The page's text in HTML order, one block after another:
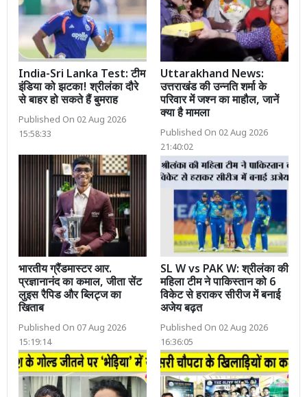
India-Sri Lanka Test: टीम
इंडिया को झटका! श्रीलंका दौरे
से बाहर हो सकते हैं बुमराह
Published On 02 Aug 2026
15:58:33
Uttarakhand News:
उत्तराखंड की उन्नति शर्मा के
परिवार में जश्न का माहौल, जानें
क्या है मामला
Published On 02 Aug 2026
21:40:02
भारतीय ग्रैंडमास्टर आर.
प्रज्ञानानंद का कमाल, जीता सेंट
लुइस रैपिड और ब्लिट्ज का
खिताब
Published On 07 Aug 2026
15:19:14
SL W vs PAK W: श्रीलंका की
महिला टीम ने पाकिस्तान को 6
विकेट से हराकर सीरीज में बनाई
अजेय बढ़त
Published On 02 Aug 2026
16:36:05